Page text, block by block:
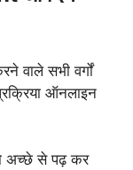
वाले सभी वर्गों
ऑनलाइन
अच्छे से पढ़ कर